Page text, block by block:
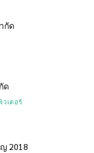
กัด
ด
วเตอร์
2018